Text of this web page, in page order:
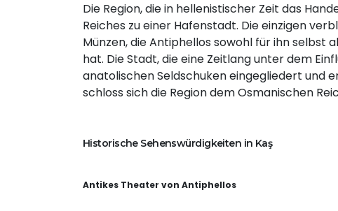
Die Region, die in hellenistischer Zeit das
Reiches zu einer Hafenstadt. Die einzigen
Münzen, die Antiphellos sowohl für ihn selbst
hat. Die Stadt, die eine Zeitlang unter dem
anatolischen Seldschuken eingegliedert und
schloss sich die Region dem Osmanischen
Historische Sehenswürdigkeiten in Kaş
Antikes Theater von Antiphellos